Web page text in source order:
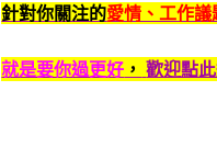
針對你關注的愛情、工作議
就是要你過更好 ， 歡迎點